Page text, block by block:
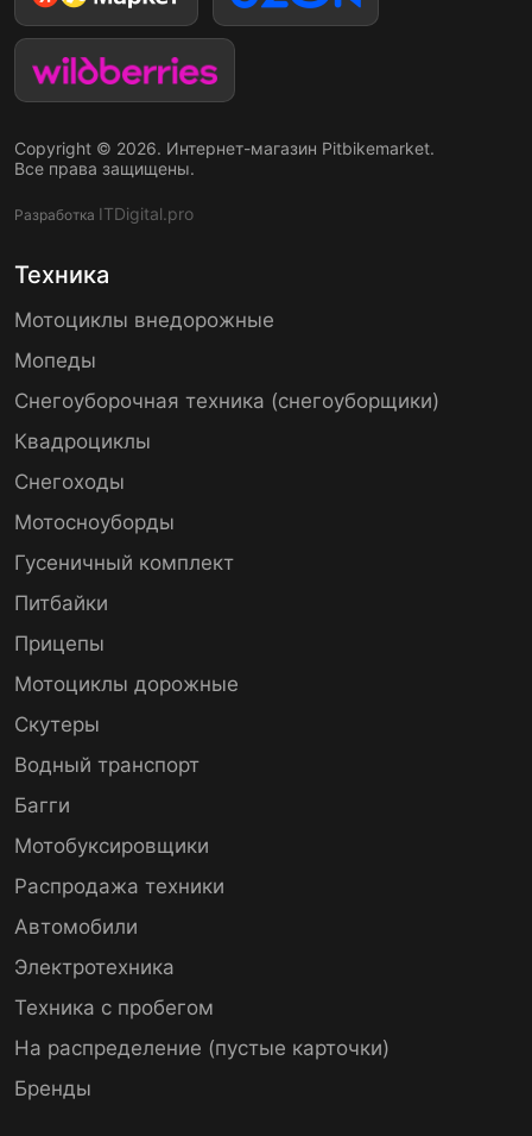
Copyright © 2026. Интернет-магазин Pitbikemarket.
Все права защищены.
Разработка ITDigital.pro
Техника
Мотоциклы внедорожные
Мопеды
Снегоуборочная техника (снегоуборщики)
Квадроциклы
Снегоходы
Мотосноуборды
Гусеничный комплект
Питбайки
Прицепы
Мотоциклы дорожные
Скутеры
Водный транспорт
Багги
Мотобуксировщики
Распродажа техники
Автомобили
Электротехника
Техника с пробегом
На распределение (пустые карточки)
Бренды